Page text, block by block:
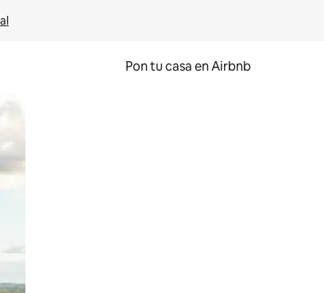
Pon tu casa en Airbnb